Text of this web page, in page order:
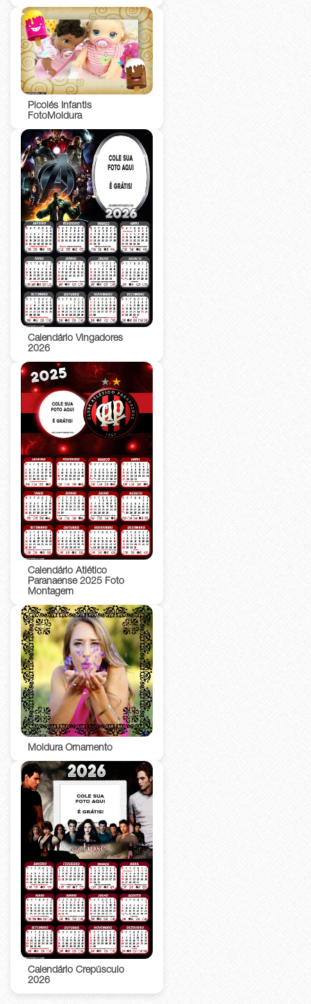
Picolés Infantis
FotoMoldura
Calendário Vingadores
2026
Calendário Atlético
Paranaense 2025 Foto
Montagem
Moldura Ornamento
Calendário Crepúsculo
2026